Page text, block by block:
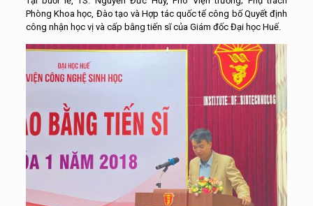
Phòng Khoa học, Đào tạo và Hợp tác quốc tế công bố Quyết định
công nhận học vị và cấp bằng tiến sĩ của Giám đốc Đại học Huế.